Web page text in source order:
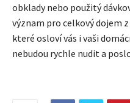
obklady nebo použitý
význam pro celkový dojem
které osloví vás i vaši
nebudou rychle nudit a